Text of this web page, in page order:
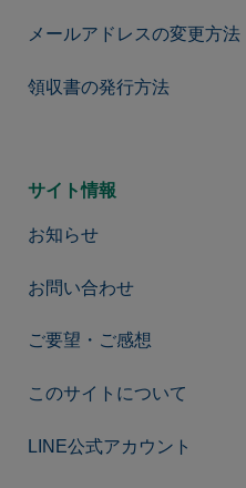
メールアドレスの変更方法
領収書の発行方法
サイト情報
お知らせ
お問い合わせ
ご要望・ご感想
このサイトについて
LINE公式アカウント